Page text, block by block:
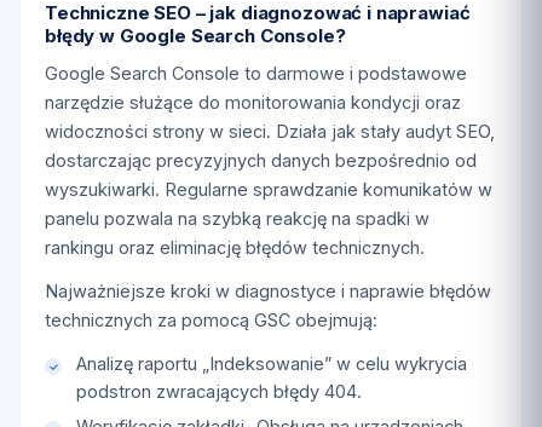
Techniczne SEO – jak diagnozować i naprawiać
błędy w Google Search Console?
Google Search Console to darmowe i podstawowe
narzędzie służące do monitorowania kondycji oraz
widoczności strony w sieci. Działa jak stały audyt SEO,
dostarczając precyzyjnych danych bezpośrednio od
wyszukiwarki. Regularne sprawdzanie komunikatów w
panelu pozwala na szybką reakcję na spadki w
rankingu oraz eliminację błędów technicznych.
Najważniejsze kroki w diagnostyce i naprawie błędów
technicznych za pomocą GSC obejmują:
Analizę raportu „Indeksowanie” w celu wykrycia
podstron zwracających błędy 404.